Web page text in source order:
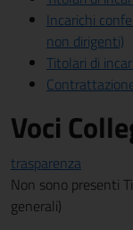
Incarichi
non dirigenti)
Titolari di
Voci
trasparenza
Non sono presenti
generali)